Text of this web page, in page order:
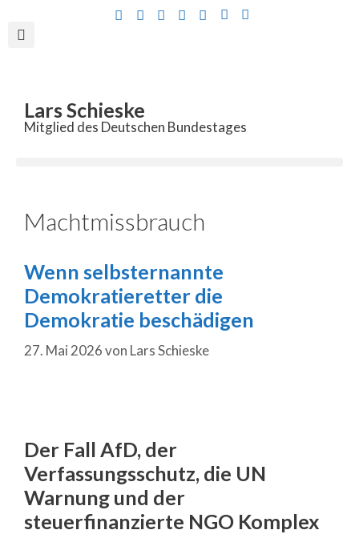
Lars Schieske
Mitglied des Deutschen Bundestages
Machtmissbrauch
Wenn selbsternannte
Demokratieretter die
Demokratie beschädigen
27. Mai 2026von Lars Schieske
Der Fall AfD, der
Verfassungsschutz, die UN
Warnung und der
steuerfinanzierte NGO Komplex